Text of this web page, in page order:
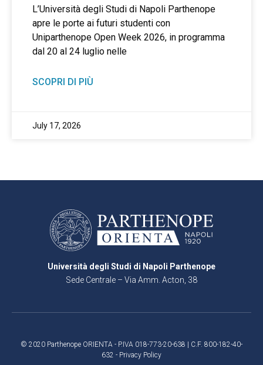
L’Università degli Studi di Napoli Parthenope
apre le porte ai futuri studenti con
Uniparthenope Open Week 2026, in programma
dal 20 al 24 luglio nelle
SCOPRI DI PIÙ
July 17, 2026
Università degli Studi di Napoli Parthenope
Sede Centrale – Via Amm. Acton, 38
© 2020 Parthenope ORIENTA - P.IVA 018-773-20-638 | C.F. 800-182-40-
632 - Privacy Policy